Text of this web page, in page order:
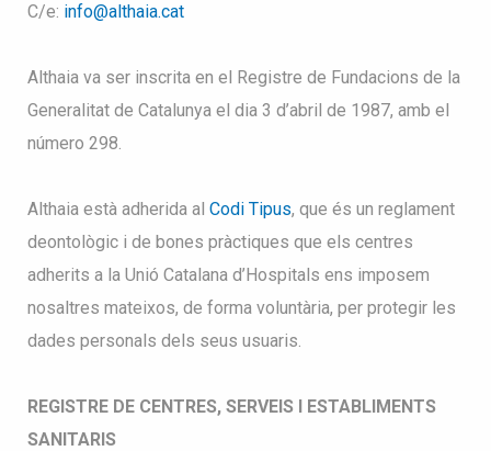
C/e: info@althaia.cat
Althaia va ser inscrita en el Registre de Fundacions de la
Generalitat de Catalunya el dia 3 d’abril de 1987, amb el
número 298.
Althaia està adherida al Codi Tipus, que és un reglament
deontològic i de bones pràctiques que els centres
adherits a la Unió Catalana d’Hospitals ens imposem
nosaltres mateixos, de forma voluntària, per protegir les
dades personals dels seus usuaris.
REGISTRE DE CENTRES, SERVEIS I ESTABLIMENTS
SANITARIS